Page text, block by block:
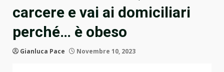
carcere e vai ai domiciliari
perché… è obeso
Gianluca Pace Novembre 10, 2023